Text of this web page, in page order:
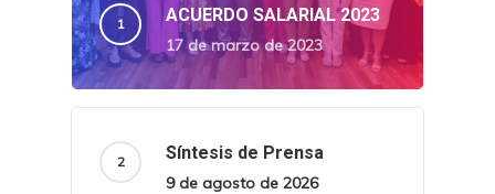
ACUERDO SALARIAL 2023
17 de marzo de 2023
Síntesis de Prensa
9 de agosto de 2026